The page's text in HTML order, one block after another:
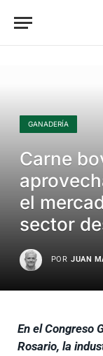
GANADERÍA
Carne
el
sector
POR JUAN
En el Congreso
Rosario, la